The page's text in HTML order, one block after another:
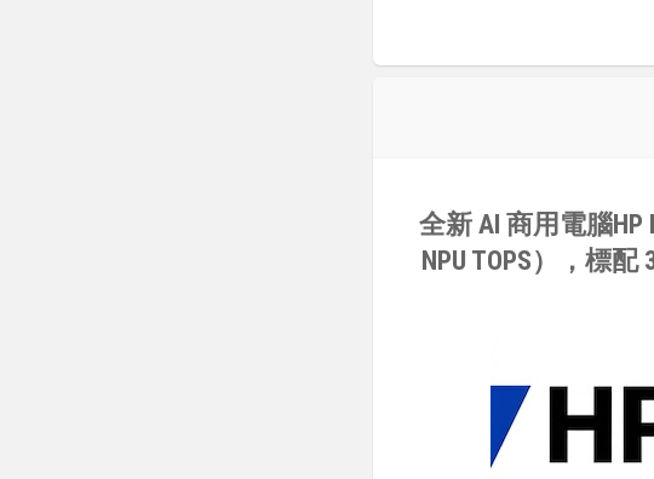
全新 AI 商用電腦HP
NPU TOPS），標